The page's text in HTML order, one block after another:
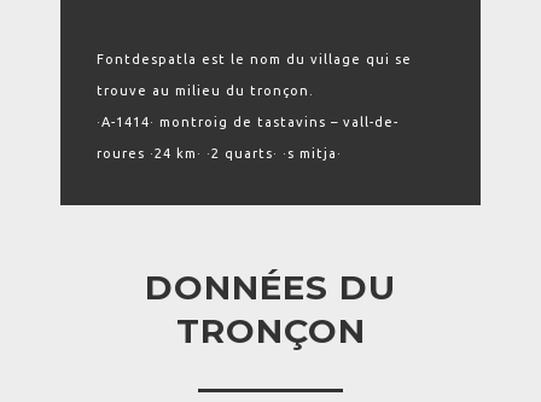
Fontdespatla est le nom du village qui se
trouve au milieu du tronçon.
·A-1414· montroig de tastavins – vall-de-
roures ·24 km· ·2 quarts· ·s mitja·
DONNÉES DU
TRONÇON